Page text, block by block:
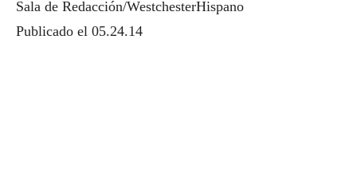
Sala de Redacción/WestchesterHispano
Publicado el 05.24.14